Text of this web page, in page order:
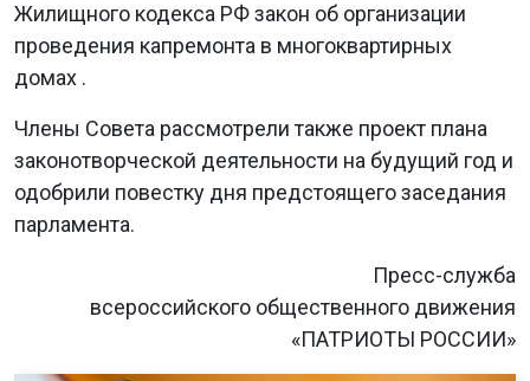
Жилищного кодекса РФ закон об организации
проведения капремонта в многоквартирных
домах .
Члены Совета рассмотрели также проект плана
законотворческой деятельности на будущий год и
одобрили повестку дня предстоящего заседания
парламента.
Пресс-служба
всероссийского общественного движения
«ПАТРИОТЫ РОССИИ»